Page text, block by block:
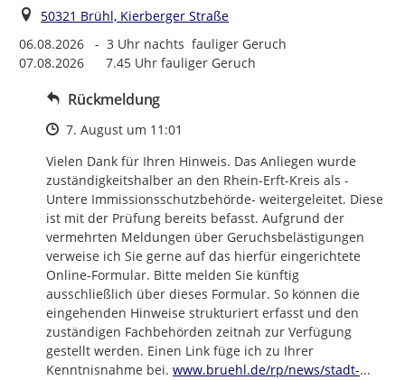
Ort
50321 Brühl, Kierberger Straße
06.08.2026   -  3 Uhr nachts  fauliger Geruch
07.08.2026      7.45 Uhr fauliger Geruch
Rückmeldung
Zeitpunkt des Erstellens
7. August um 11:01
Vielen Dank für Ihren Hinweis. Das Anliegen wurde
zuständigkeitshalber an den Rhein-Erft-Kreis als -
Untere Immissionsschutzbehörde- weitergeleitet. Diese
ist mit der Prüfung bereits befasst. Aufgrund der
vermehrten Meldungen über Geruchsbelästigungen
verweise ich Sie gerne auf das hierfür eingerichtete
Online-Formular. Bitte melden Sie künftig
ausschließlich über dieses Formular. So können die
eingehenden Hinweise strukturiert erfasst und den
zuständigen Fachbehörden zeitnah zur Verfügung
gestellt werden. Einen Link füge ich zu Ihrer
Kenntnisnahme bei. https://
www.bruehl.de/rp/news/stadt-...